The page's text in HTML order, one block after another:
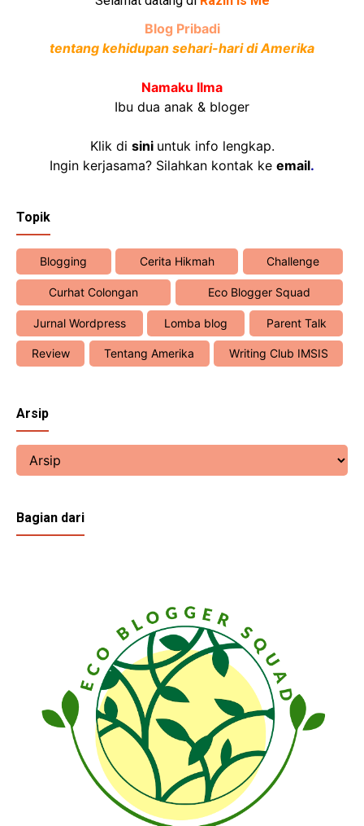
Blog Pribadi
tentang kehidupan sehari-hari di Amerika
Namaku Ilma
Ibu dua anak & bloger
Klik di sini untuk info lengkap.
Ingin kerjasama? Silahkan kontak ke email.
Topik
Blogging Cerita Hikmah Challenge
Curhat Colongan Eco Blogger Squad
Jurnal Wordpress Lomba blog Parent Talk
Review Tentang Amerika Writing Club IMSIS
Arsip
Bagian dari